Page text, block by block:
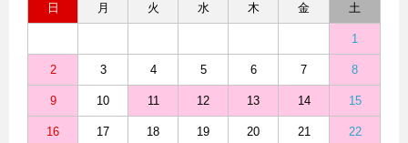
日
月 火 水 木 金 土
1
2 3 4 5 6 7 8
9 10 11 12 13 14 15
16 17 18 19 20 21 22